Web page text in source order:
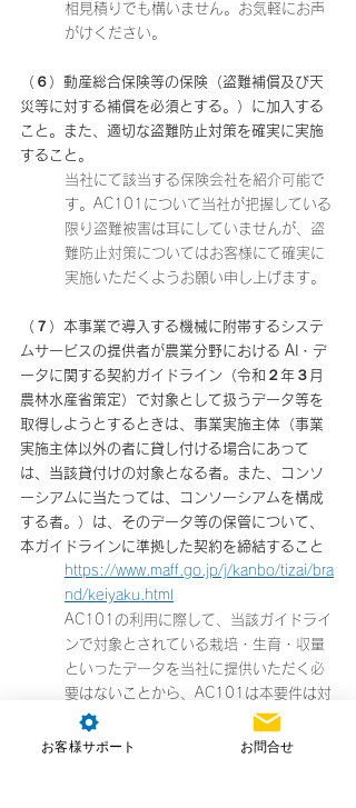
相見積りでも構いません。お気軽にお声
がけください。
（６）動産総合保険等の保険（盗難補償及び天
災等に対する補償を必須とする。）に加入する
こと。また、適切な盗難防止対策を確実に実施
すること。
当社にて該当する保険会社を紹介可能で
す。AC101について当社が把握している
限り盗難被害は耳にしていませんが、盗
難防止対策についてはお客様にて確実に
実施いただくようお願い申し上げます。
（７）本事業で導入する機械に附帯するシステ
ムサービスの提供者が農業分野における AI・デ
ータに関する契約ガイドライン（令和２年３月
農林水産省策定）で対象として扱うデータ等を
取得しようとするときは、事業実施主体（事業
実施主体以外の者に貸し付ける場合にあって
は、当該貸付けの対象となる者。また、コンソ
ーシアムに当たっては、コンソーシアムを構成
する者。）は、そのデータ等の保管について、
本ガイドラインに準拠した契約を締結すること
https://www.maff.go.jp/j/kanbo/tizai/bra
nd/keiyaku.html
AC101の利用に際して、当該ガイドライ
ンで対象とされている栽培・生育・収量
といったデータを当社に提供いただく必
要はないことから、AC101は本要件は対
象外となります。一方で、AC101では対
応していませんが、生育データ等に基づ
お客様サポート お問合せ